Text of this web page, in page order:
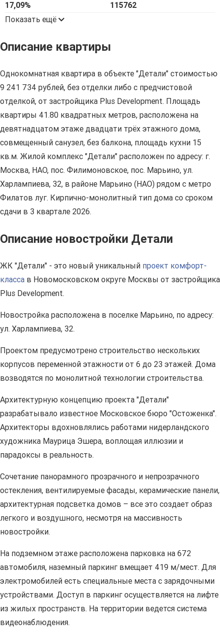
17,09%
115762
Показать ещё
Описание квартиры
Однокомнатная квартира в объекте "Детали" стоимостью
9 241 734 рублей, без отделки либо с предчистовой
отделкой, от застройщика Plus Development. Площадь
квартиры 41.80 квадратных метров, расположена на
девятнадцатом этаже двадцати трёх этажного дома,
совмещенный санузел, без балкона, площадь кухни 15
кв.м. Жилой комплекс "Детали" расположен по адресу: г.
Москва, НАО, пос. Филимоновское, пос. Марьино, ул.
Харлампиева, 32, в районе Марьино (НАО) рядом с метро
Филатов луг. Кирпично-монолитный тип дома со сроком
сдачи в 3 квартале 2026.
Описание новостройки Детали
ЖК "Детали" - это новый уникальный проект комфорт-
класса в Новомосковском округе Москвы от застройщика
Plus Development.
Новостройка расположена в поселке Марьино, по адресу:
ул. Харлампиева, 32.
Проектом предусмотрено строительство нескольких
корпусов переменной этажности от 6 до 23 этажей. Дома
возводятся по монолитной технологии строительства.
Архитектурную концепцию проекта "Детали"
разрабатывало известное Московское бюро "Остоженка".
Архитекторы вдохновлялись работами нидерландского
художника Маурица Эшера, воплощая иллюзии и
парадоксы в реальность.
Сочетание панорамного прозрачного и непрозрачного
остекления, вентилируемые фасады, керамические панели,
архитектурная подсветка домов – все это создает образ
легкого и воздушного, несмотря на массивность
новостройки.
На подземном этаже расположена парковка на 672
автомобиля, наземный паркинг вмещает 419 м/мест. Для
электромобилей есть специальные места с зарядочными
устройствами. Доступ в паркинг осуществляется на лифте
из жилых пространств. На территории ведется система
видеонаблюдения.